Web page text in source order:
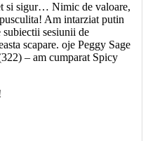
si sigur… Nimic de valoare,
Am intarziat putin
subiectii sesiunii de
scapare. oje Peggy Sage
– am cumparat Spicy